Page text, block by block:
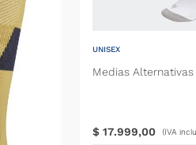
UNISEX
Medias
$ 17.999,00 (IVA